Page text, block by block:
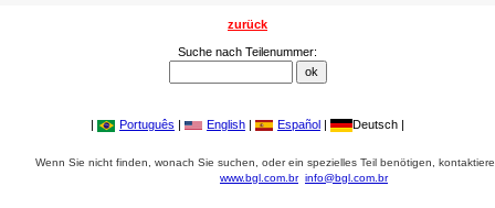
zurück
Suche nach Teilenummer:
| Português | English | Español | Deutsch |
Wenn Sie nicht finden, wonach Sie suchen, oder ein spezielles Teil benötigen,
www.bgl.com.br info@bgl.com.br